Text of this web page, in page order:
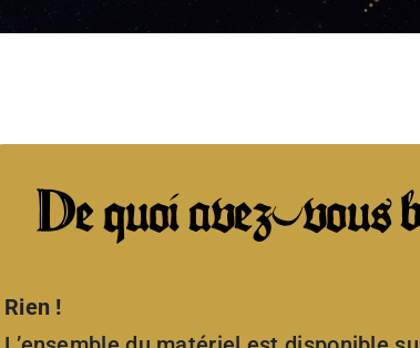
De quoi avez-vous
Rien !